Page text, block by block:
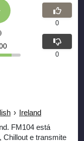
› Ireland
FM104 está
Chillout e transmite
0
0